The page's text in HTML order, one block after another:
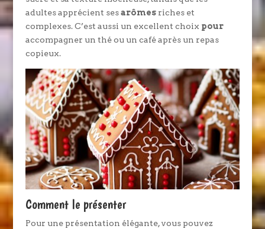
adultes apprécient sesarômesriches et
complexes. C’est aussi un excellent choix pour
accompagner un thé ou un café après un repas
copieux.
Comment le présenter
Pour une présentation élégante, vous pouvez